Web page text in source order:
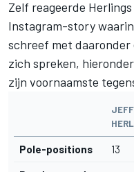
Zelf reageerde
Instagram-story waarin
schreef met
zich spreken,
zijn voornaamste
Pole-positions 13